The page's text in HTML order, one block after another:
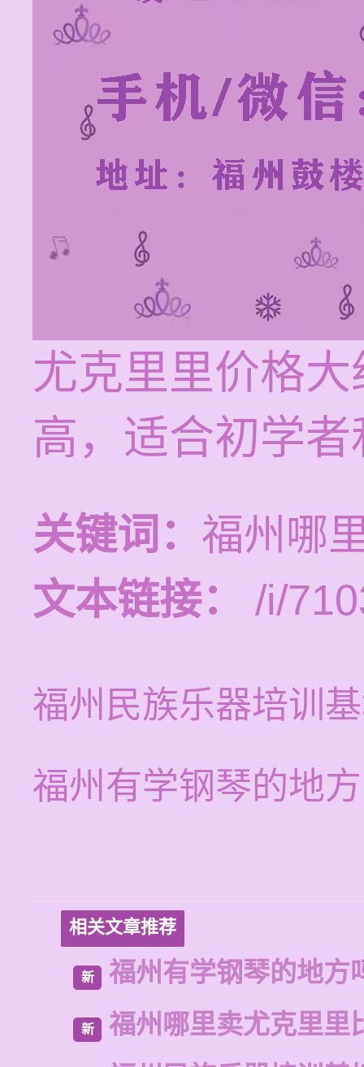
尤克里里价格
高，适合初学
关键词： 福州哪
文本链接：
/i/
福州民族乐器培训
福州有学钢琴的地
相关文章推荐
新 福州有学钢琴的地方
新
福州哪里卖尤克里里